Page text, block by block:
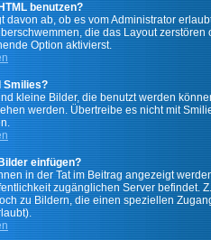
benutzen?
davon ab, ob es vom Administrator
die das Layout
Option aktivierst.
Smilies?
kleine Bilder, die benutzt werden
werden. Übertreibe es nicht mit
einfügen?
in der Tat im Beitrag angezeigt
zugänglichen Server befindet.
zu Bildern, die einen speziellen